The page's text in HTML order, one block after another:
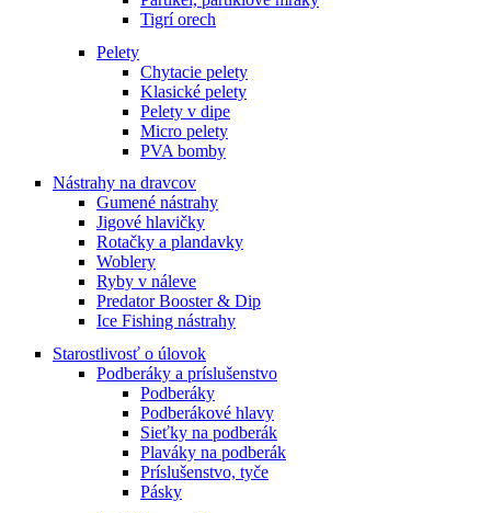
Tigrí orech
Pelety
Chytacie pelety
Klasické pelety
Pelety v dipe
Micro pelety
PVA bomby
Nástrahy na dravcov
Gumené nástrahy
Jigové hlavičky
Rotačky a plandavky
Woblery
Ryby v náleve
Predator Booster & Dip
Ice Fishing nástrahy
Starostlivosť o úlovok
Podberáky a príslušenstvo
Podberáky
Podberákové hlavy
Sieťky na podberák
Plaváky na podberák
Príslušenstvo, tyče
Pásky